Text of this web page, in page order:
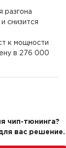
разгона
снизится
к мощности
в 276 000
чип-тюнинга?
вас решение.